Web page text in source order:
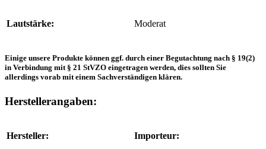
Lautstärke: Moderat
Einige unsere Produkte können ggf. durch einer Begutachtung nach § 19(2)
in Verbindung mit § 21 StVZO eingetragen werden, dies sollten Sie
allerdings vorab mit einem Sachverständigen klären.
Herstellerangaben:
Hersteller:
Importeur: